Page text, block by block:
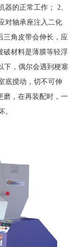
的正常工作； 2、
对轴承座注入二化
三角皮带会伸长，应
破材料是薄膜等轻浮
下，偶尔会遇到梗塞
底搅动，切不可伸
磨，在再装配时，一